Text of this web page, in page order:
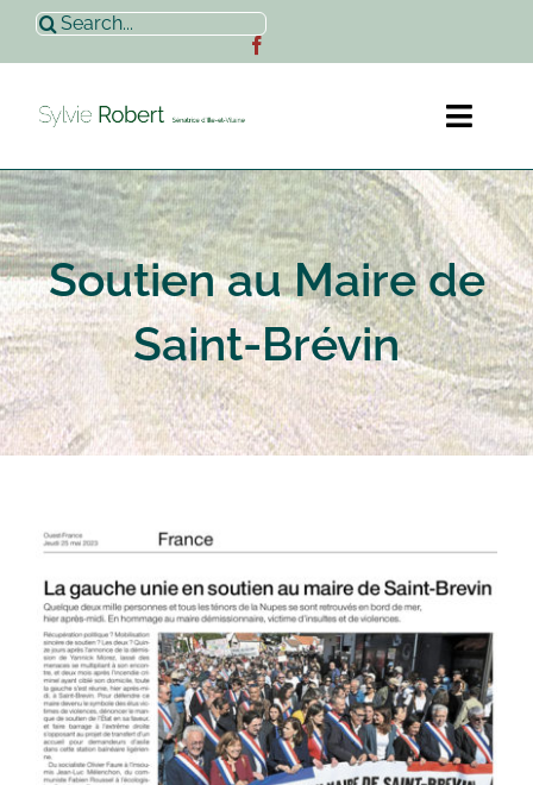
Passer
contenu
Rechercher:
Accueil
Sylvie Robert
Actualités
Contact
Soutien au Maire de
Saint-Brévin